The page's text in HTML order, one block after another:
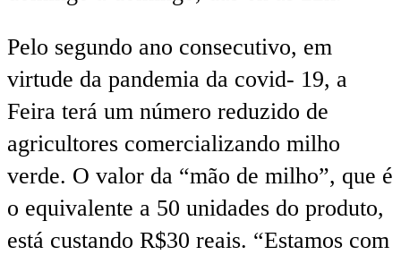
Pelo segundo ano consecutivo, em
virtude da pandemia da covid- 19, a
Feira terá um número reduzido de
agricultores comercializando milho
verde. O valor da “mão de milho”, que é
o equivalente a 50 unidades do produto,
está custando R$30 reais. “Estamos com